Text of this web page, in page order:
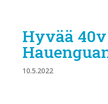
Hyvää
10.5.2022